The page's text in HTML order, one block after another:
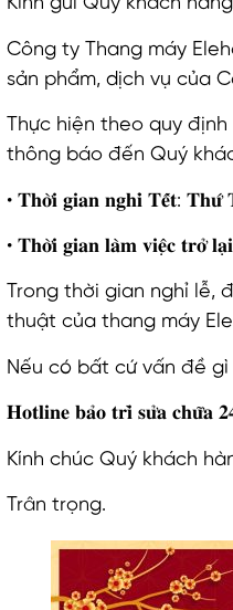
Kính gửi Quý khách
Công ty Thang máy
sản phẩm, dịch vụ của
Thực hiện theo quy
thông báo đến Quý
• 𝐓𝐡𝐨̛̀𝐢 𝐠𝐢𝐚𝐧 𝐧𝐠𝐡𝐢̉ 𝐓𝐞̂́𝐭:
• 𝐓𝐡𝐨̛̀𝐢 𝐠𝐢𝐚𝐧 𝐥𝐚̀𝐦 𝐯𝐢𝐞̣̂𝐜 𝐭𝐫𝐨̛̉
Trong thời gian nghỉ lễ,
thuật của thang máy
Nếu có bất cứ vấn đề
𝐇𝐨𝐭𝐥𝐢𝐧𝐞 𝐛𝐚̉𝐨 𝐭𝐫𝐢̀ 𝐬𝐮̛̉𝐚 𝐜𝐡𝐮̛̃𝐚
Kính chúc Quý khách
Trân trọng.